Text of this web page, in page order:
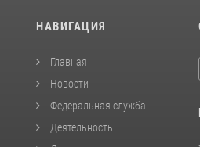
НАВИГАЦИЯ
Главная
Новости
Федеральная служба
Деятельность